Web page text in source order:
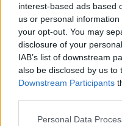
interest-based ads based
us or personal
your opt-out. You may
disclosure of your
IAB’s list of downstream
also be disclosed by us to
Downstream Participants
Please note that this
Personal Data
Οργή Καρυστιανού
και Άρειο Πάγο:
και αδράνεια»
Με ιδιαιτέρως σκληρούς